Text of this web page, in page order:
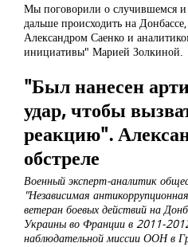
Мы поговорили о случившемся и
дальше происходить на
Александром Саенко и
инициативы" Марией Золкиной.
"Был нанесен
удар, чтобы
реакцию".
обстреле
Военный эксперт-аналитик
"Независимая
ветеран боевых действий на
Украины во Франции в 2011-
наблюдательной миссии ООН в